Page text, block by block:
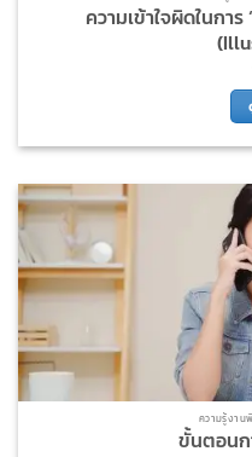
ความเข้าใจผิดในกา
ความรู้งา
ขั้นตอน